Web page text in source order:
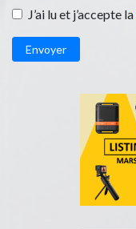
J’ai lu et j’accepte la
Envoyer